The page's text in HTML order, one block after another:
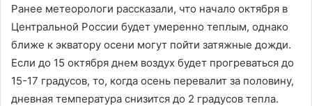
Ранее метеорологи рассказали, что начало октября в
Центральной России будет умеренно теплым, однако
ближе к экватору осени могут пойти затяжные дожди.
Если до 15 октября днем воздух будет прогреваться до
15-17 градусов, то, когда осень перевалит за половину,
дневная температура снизится до 2 градусов тепла.